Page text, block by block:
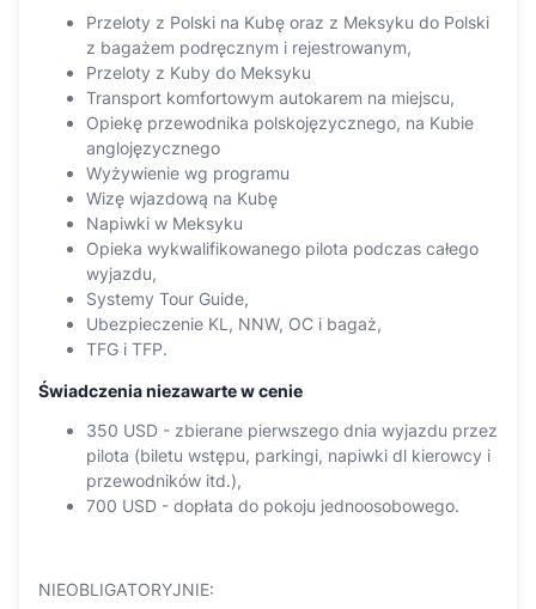
Przeloty z Polski na Kubę oraz z Meksyku do Polski
z bagażem podręcznym i rejestrowanym,
Przeloty z Kuby do Meksyku
Transport komfortowym autokarem na miejscu,
Opiekę przewodnika polskojęzycznego, na Kubie
anglojęzycznego
Wyżywienie wg programu
Wizę wjazdową na Kubę
Napiwki w Meksyku
Opieka wykwalifikowanego pilota podczas całego
wyjazdu,
Systemy Tour Guide,
Ubezpieczenie KL, NNW, OC i bagaż,
TFG i TFP.
Świadczenia niezawarte w cenie
350 USD - zbierane pierwszego dnia wyjazdu przez
pilota (biletu wstępu, parkingi, napiwki dl kierowcy i
przewodników itd.),
700 USD - dopłata do pokoju jednoosobowego.
NIEOBLIGATORYJNIE: